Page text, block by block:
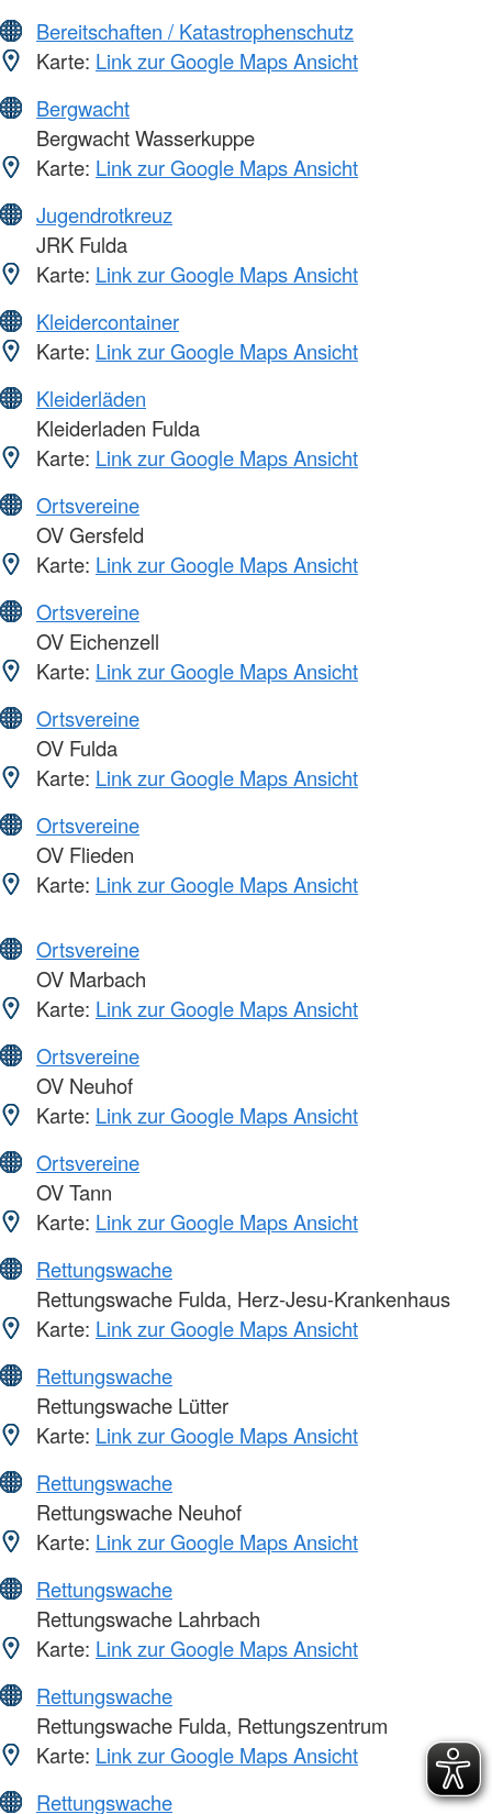
Bereitschaften / Katastrophenschutz
Karte: Link zur Google Maps Ansicht
Bergwacht
Bergwacht Wasserkuppe
Karte: Link zur Google Maps Ansicht
Jugendrotkreuz
JRK Fulda
Karte: Link zur Google Maps Ansicht
Kleidercontainer
Karte: Link zur Google Maps Ansicht
Kleiderläden
Kleiderladen Fulda
Karte: Link zur Google Maps Ansicht
Ortsvereine
OV Gersfeld
Karte: Link zur Google Maps Ansicht
Ortsvereine
OV Eichenzell
Karte: Link zur Google Maps Ansicht
Ortsvereine
OV Fulda
Karte: Link zur Google Maps Ansicht
Ortsvereine
OV Flieden
Karte: Link zur Google Maps Ansicht
Ortsvereine
OV Marbach
Karte: Link zur Google Maps Ansicht
Ortsvereine
OV Neuhof
Karte: Link zur Google Maps Ansicht
Ortsvereine
OV Tann
Karte: Link zur Google Maps Ansicht
Rettungswache
Rettungswache Fulda, Herz-Jesu-Krankenhaus
Karte: Link zur Google Maps Ansicht
Rettungswache
Rettungswache Lütter
Karte: Link zur Google Maps Ansicht
Rettungswache
Rettungswache Neuhof
Karte: Link zur Google Maps Ansicht
Rettungswache
Rettungswache Lahrbach
Karte: Link zur Google Maps Ansicht
Rettungswache
Rettungswache Fulda, Rettungszentrum
Karte: Link zur Google Maps Ansicht
Rettungswache